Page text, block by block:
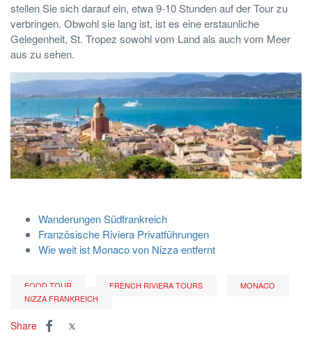
stellen Sie sich darauf ein, etwa 9-10 Stunden auf der Tour zu
verbringen. Obwohl sie lang ist, ist es eine erstaunliche
Gelegenheit, St. Tropez sowohl vom Land als auch vom Meer
aus zu sehen.
Wanderungen Südfrankreich
Französische Riviera Privatführungen
Wie weit ist Monaco von Nizza entfernt
FOOD TOUR FRENCH RIVIERA TOURS
MONACO
NIZZA FRANKREICH
Share